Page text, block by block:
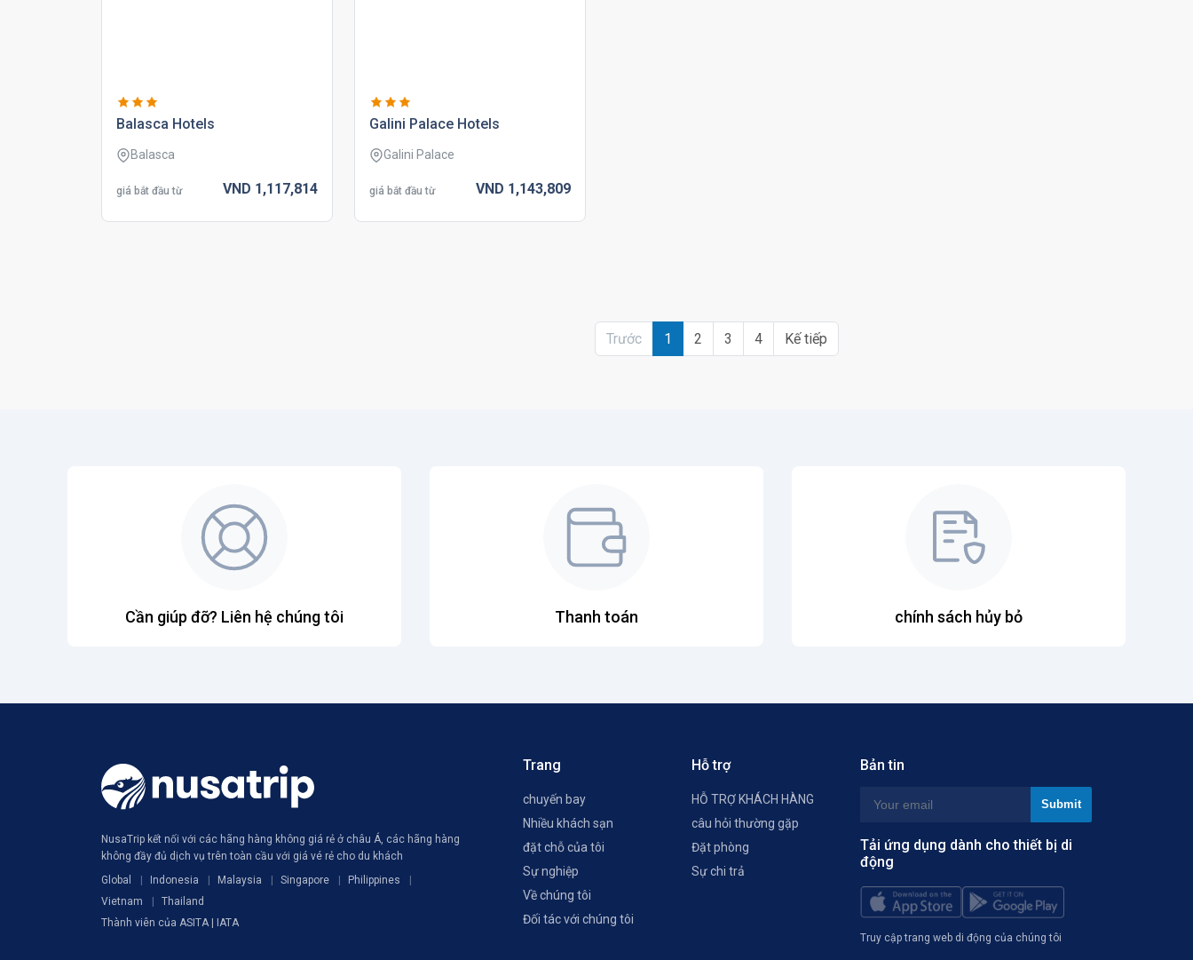
balasca hotels
Balasca
giá bắt đầu từ VND 1,117,814
galini palace hotels
Galini Palace
giá bắt đầu từ VND 1,143,809
Trước 1 2 3 4 Kế tiếp
Cần giúp đỡ? Liên hệ chúng tôi Thanh toán chính sách hủy bỏ
NusaTrip kết nối với các hãng hàng không giá rẻ ở châu Á, các hãng hàng
không đầy đủ dịch vụ trên toàn cầu với giá vé rẻ cho du khách
Global
Indonesia Malaysia Singapore
Philippines
Vietnam
Thailand
Thành viên của ASITA | IATA
Trang
chuyến bay
Nhiều khách sạn
đặt chỗ của tôi
Sự nghiệp
Về chúng tôi
Đối tác với chúng tôi
Hỗ trợ
HỖ TRỢ KHÁCH HÀNG
câu hỏi thường gặp
Đặt phòng
Sự chi trả
Bản tin
Tải ứng dụng dành cho thiết bị di
động
Truy cập trang web di động của chúng tôi